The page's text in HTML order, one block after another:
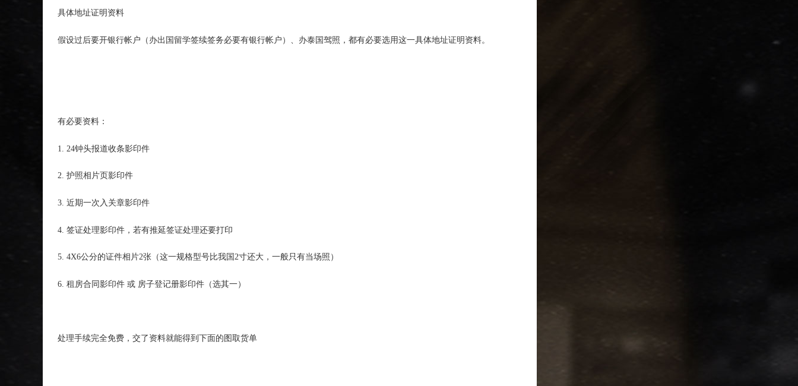
具体地址证明资料
假设过后要开银行帐户（办出国留学签续签务必要有银行帐户）、办泰国驾照，都有必要选用这一具体地址证明资料。
有必要资料：
1. 24钟头报道收条影印件
2. 护照相片页影印件
3. 近期一次入关章影印件
4. 签证处理影印件，若有推延签证处理还要打印
5. 4X6公分的证件相片2张（这一规格型号比我国2寸还大，一般只有当场照）
6. 租房合同影印件 或 房子登记册影印件（选其一）
处理手续完全免费，交了资料就能得到下面的图取货单